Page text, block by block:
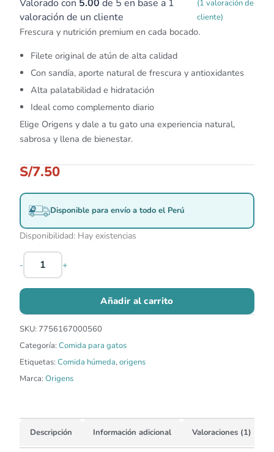
Valorado con 5.00 de 5 en base a 1
valoración de un cliente
(1 valoración de
cliente)
Frescura y nutrición premium en cada bocado.
Filete original de atún de alta calidad
Con sandía, aporte natural de frescura y antioxidantes
Alta palatabilidad e hidratación
Ideal como complemento diario
Elige Origens y dale a tu gato una experiencia natural,
sabrosa y llena de bienestar.
S/7.50
Disponible para envío a todo el Perú
Disponibilidad: Hay existencias
- +
Añadir al carrito
SKU: 7756167000560
Categoría: Comida para gatos
Etiquetas: Comida húmeda,origens
Marca: Origens
Descripción Información adicional Valoraciones (1)